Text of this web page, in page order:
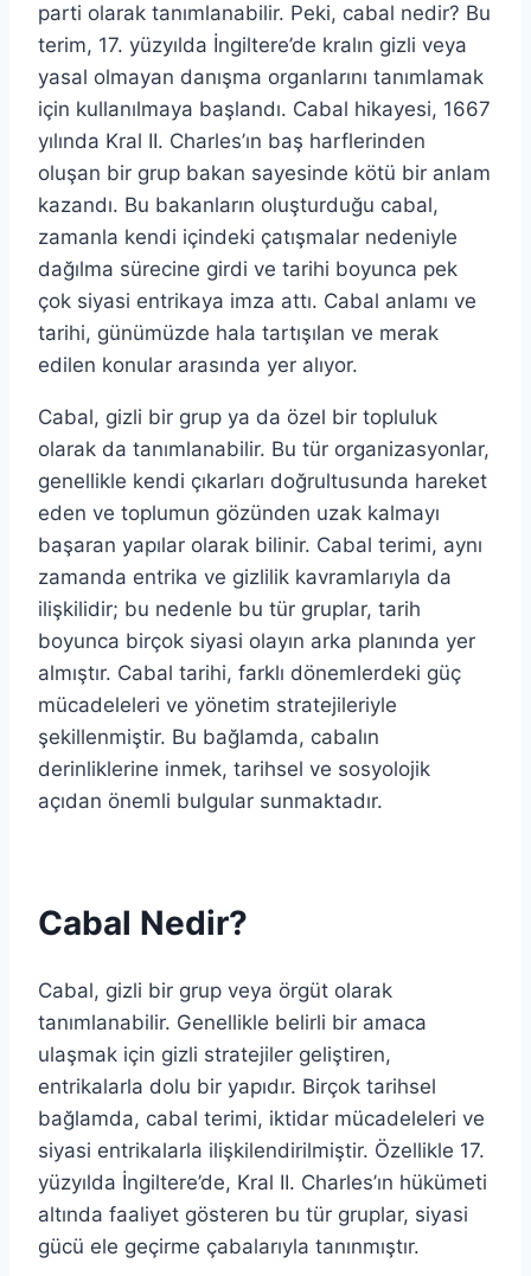
parti olarak tanımlanabilir. Peki, cabal nedir? Bu
terim, 17. yüzyılda İngiltere’de kralın gizli veya
yasal olmayan danışma organlarını tanımlamak
için kullanılmaya başlandı. Cabal hikayesi, 1667
yılında Kral II. Charles’ın baş harflerinden
oluşan bir grup bakan sayesinde kötü bir anlam
kazandı. Bu bakanların oluşturduğu cabal,
zamanla kendi içindeki çatışmalar nedeniyle
dağılma sürecine girdi ve tarihi boyunca pek
çok siyasi entrikaya imza attı. Cabal anlamı ve
tarihi, günümüzde hala tartışılan ve merak
edilen konular arasında yer alıyor.
Cabal, gizli bir grup ya da özel bir topluluk
olarak da tanımlanabilir. Bu tür organizasyonlar,
genellikle kendi çıkarları doğrultusunda hareket
eden ve toplumun gözünden uzak kalmayı
başaran yapılar olarak bilinir. Cabal terimi, aynı
zamanda entrika ve gizlilik kavramlarıyla da
ilişkilidir; bu nedenle bu tür gruplar, tarih
boyunca birçok siyasi olayın arka planında yer
almıştır. Cabal tarihi, farklı dönemlerdeki güç
mücadeleleri ve yönetim stratejileriyle
şekillenmiştir. Bu bağlamda, cabalın
derinliklerine inmek, tarihsel ve sosyolojik
açıdan önemli bulgular sunmaktadır.
Cabal Nedir?
Cabal, gizli bir grup veya örgüt olarak
tanımlanabilir. Genellikle belirli bir amaca
ulaşmak için gizli stratejiler geliştiren,
entrikalarla dolu bir yapıdır. Birçok tarihsel
bağlamda, cabal terimi, iktidar mücadeleleri ve
siyasi entrikalarla ilişkilendirilmiştir. Özellikle 17.
yüzyılda İngiltere’de, Kral II. Charles’ın hükümeti
altında faaliyet gösteren bu tür gruplar, siyasi
gücü ele geçirme çabalarıyla tanınmıştır.